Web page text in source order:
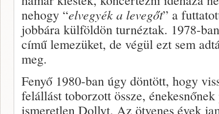
nehogy “elvegyék a levegőt” a
jobbára külföldön turnéztak. 1978-
című lemezüket, de végül ezt sem
meg.
Fenyő 1980-ban úgy döntött, hogy
felállást toborzott össze,
ismeretlen Dollyt. Az ötvenes évek